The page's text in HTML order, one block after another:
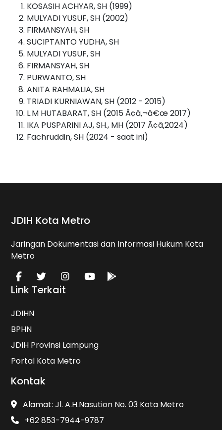
KOSASIH ACHYAR, SH (1999)
MULYADI YUSUF, SH (2002)
FIRMANSYAH, SH
SUCIPTANTO YUDHA, SH
MULYADI YUSUF, SH
FIRMANSYAH, SH
PURWANTO, SH
ANITA RAHMALIA, SH
TRIADI KURNIAWAN, SH (2012 - 2015)
L.M HUTABARAT, SH (2015 Ã¢â‚¬â€œ 2017)
IKA PUSPARINI AJ, SH., MH (2017 Ã¢â‚2024)
Fachruddin, SH (2024 - saat ini)
JDIH Kota Metro
Jaringan Dokumentasi dan Informasi Hukum Kota
Metro
Link Terkait
JDIHN
BPHN
JDIH Provinsi Lampung
Portal Kota Metro
Kontak
Alamat: Jl. A.H.Nasution No. 03 Kota Metro
+62 853-7944-9787